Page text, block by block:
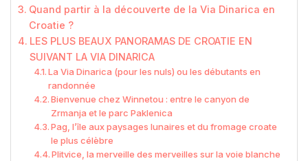
Quand partir à la découverte de la Via Dinarica en
Croatie ?
LES PLUS BEAUX PANORAMAS DE CROATIE EN
SUIVANT LA VIA DINARICA
La Via Dinarica (pour les nuls) ou les débutants en
randonnée
Bienvenue chez Winnetou : entre le canyon de
Zrmanja et le parc Paklenica
Pag, l’île aux paysages lunaires et du fromage croate
le plus célèbre
Plitvice, la merveille des merveilles sur la voie blanche